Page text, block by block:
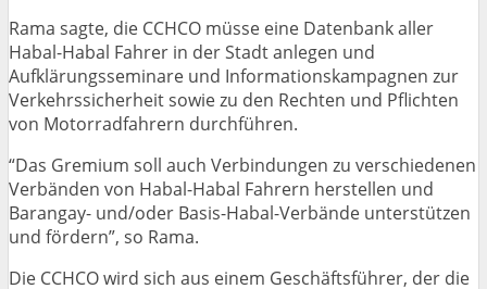
Rama sagte, die CCHCO müsse eine Datenbank aller
Habal-Habal Fahrer in der Stadt anlegen und
Aufklärungsseminare und Informationskampagnen zur
Verkehrssicherheit sowie zu den Rechten und Pflichten
von Motorradfahrern durchführen.
“Das Gremium soll auch Verbindungen zu verschiedenen
Verbänden von Habal-Habal Fahrern herstellen und
Barangay- und/oder Basis-Habal-Verbände unterstützen
und fördern”, so Rama.
Die CCHCO wird sich aus einem Geschäftsführer, der die